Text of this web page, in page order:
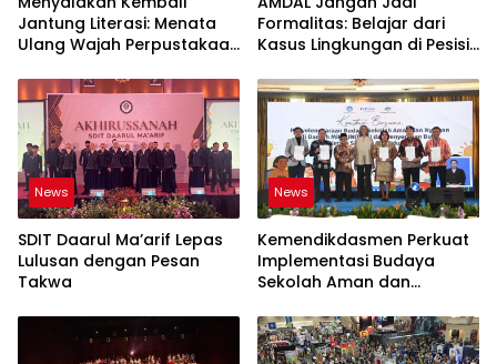
Jantung Literasi: Menata
Ulang Wajah Perpustakaan
Formalitas: Belajar dari
Kasus Lingkungan di Pesisir
News
SDIT Daarul Ma’arif Lepas
Lulusan dengan Pesan
Takwa
News
Kemendikdasmen Perkuat
Implementasi Budaya
Sekolah Aman dan
Pembentukan Pokja BSAN
di Daerah